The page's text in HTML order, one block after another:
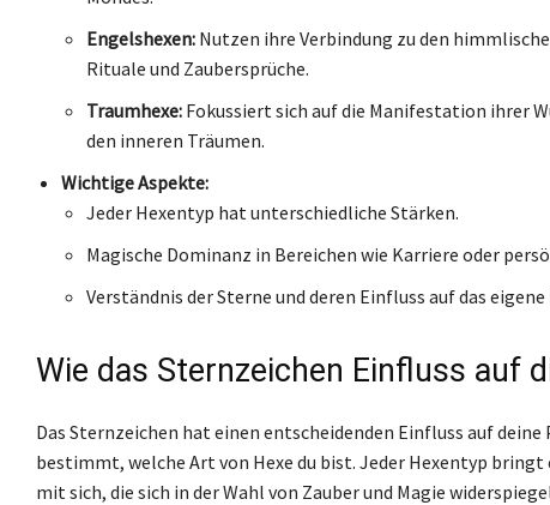
Engelshexen:Nutzen ihre Verbindung zu den
Rituale und Zaubersprüche.
Traumhexe:Fokussiert sich auf die Manifestation ihrer
den inneren Träumen.
Wichtige Aspekte:
Jeder Hexentyp hat unterschiedliche Stärken.
Magische Dominanz in Bereichen wie Karriere oder
Verständnis der Sterne und deren Einfluss auf das eigene
Wie das Sternzeichen Einfluss auf
Das Sternzeichen hat einen entscheidenden Einfluss auf
bestimmt, welche Art von Hexe du bist. Jeder Hexentyp
mit sich, die sich in der Wahl von Zauber und Magie